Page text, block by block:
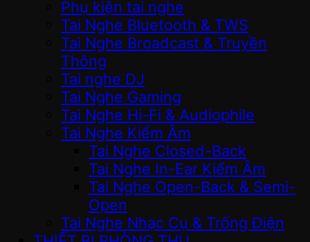
Phụ kiện tai nghe
Tai Nghe Bluetooth & TWS
Tai Nghe Broadcast & Truyền
Thông
Tai nghe DJ
Tai Nghe Gaming
Tai Nghe Hi-Fi & Audiophile
Tai Nghe Kiểm Âm
Tai Nghe Closed-Back
Tai Nghe In-Ear Kiểm Âm
Tai Nghe Open-Back & Semi-
Open
Tai Nghe Nhạc Cụ & Trống Điện